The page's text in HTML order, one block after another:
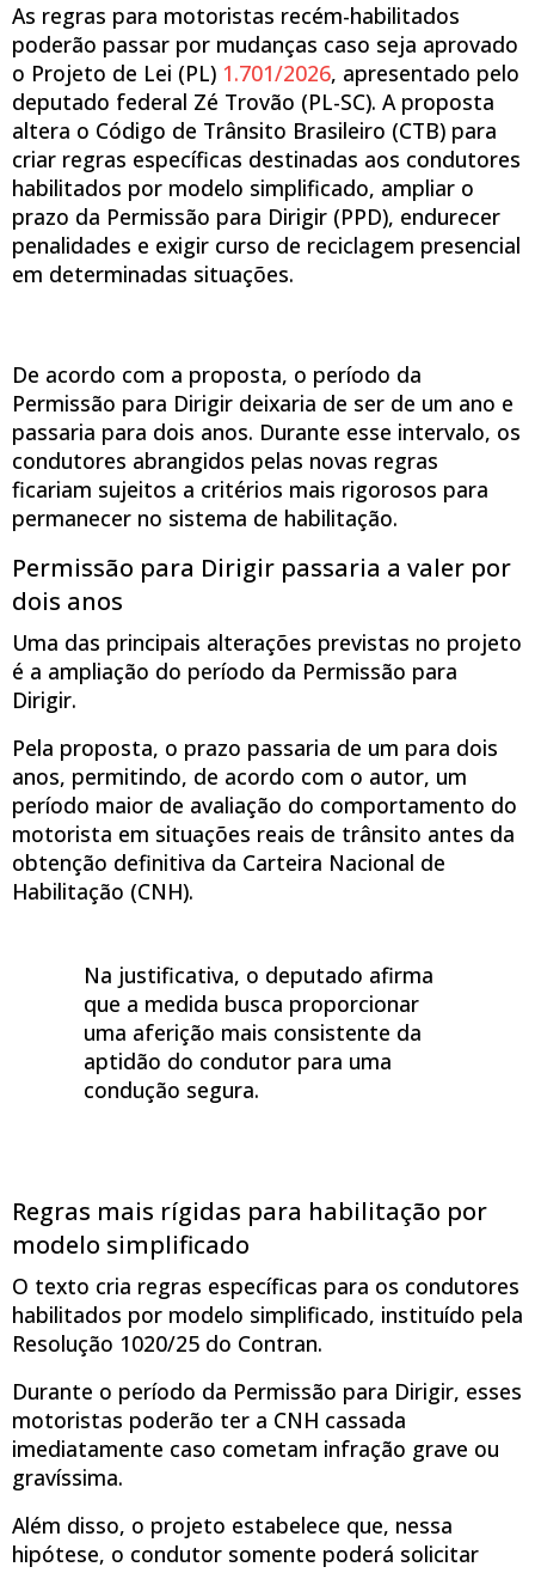
As regras para motoristas recém-habilitados
poderão passar por mudanças caso seja aprovado
o Projeto de Lei (PL) 1.701/2026, apresentado pelo
deputado federal Zé Trovão (PL-SC). A proposta
altera o Código de Trânsito Brasileiro (CTB) para
criar regras específicas destinadas aos condutores
habilitados por modelo simplificado, ampliar o
prazo da Permissão para Dirigir (PPD), endurecer
penalidades e exigir curso de reciclagem presencial
em determinadas situações.
De acordo com a proposta, o período da
Permissão para Dirigir deixaria de ser de um ano e
passaria para dois anos. Durante esse intervalo, os
condutores abrangidos pelas novas regras
ficariam sujeitos a critérios mais rigorosos para
permanecer no sistema de habilitação.
Permissão para Dirigir passaria a valer por
dois anos
Uma das principais alterações previstas no projeto
é a ampliação do período da Permissão para
Dirigir.
Pela proposta, o prazo passaria de um para dois
anos, permitindo, de acordo com o autor, um
período maior de avaliação do comportamento do
motorista em situações reais de trânsito antes da
obtenção definitiva da Carteira Nacional de
Habilitação (CNH).
Na justificativa, o deputado afirma
que a medida busca proporcionar
uma aferição mais consistente da
aptidão do condutor para uma
condução segura.
Regras mais rígidas para habilitação por
modelo simplificado
O texto cria regras específicas para os condutores
habilitados por modelo simplificado, instituído pela
Resolução 1020/25 do Contran.
Durante o período da Permissão para Dirigir, esses
motoristas poderão ter a CNH cassada
imediatamente caso cometam infração grave ou
gravíssima.
Além disso, o projeto estabelece que, nessa
hipótese, o condutor somente poderá solicitar